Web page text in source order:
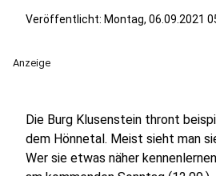
Veröffentlicht: Montag, 06.09.2021
Anzeige
Die Burg Klusenstein thront
dem Hönnetal. Meist sieht man
Wer sie etwas näher